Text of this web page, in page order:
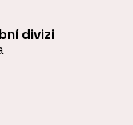
divizi